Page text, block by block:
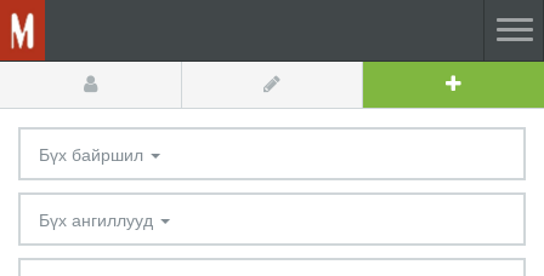
Бүх байршил
Бүх ангиллууд